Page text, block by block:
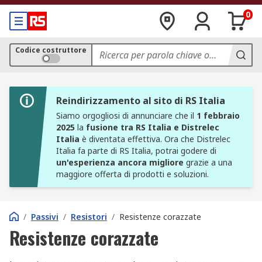
0
Codice costruttore
Reindirizzamento al sito di RS Italia
Siamo orgogliosi di annunciare che il 1 febbraio
2025 la fusione tra RS Italia e Distrelec
Italia è diventata effettiva. Ora che Distrelec
Italia fa parte di RS Italia, potrai godere di
un'esperienza ancora migliore grazie a una
maggiore offerta di prodotti e soluzioni.
/ Passivi / Resistori / Resistenze corazzate
Resistenze corazzate